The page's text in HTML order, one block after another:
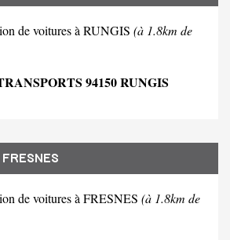
de voitures à RUNGIS (à 1.8km de
94150 RUNGIS
de voitures à FRESNES (à 1.8km de